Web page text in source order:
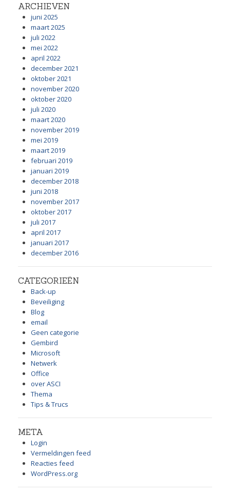
ARCHIEVEN
juni 2025
maart 2025
juli 2022
mei 2022
april 2022
december 2021
oktober 2021
november 2020
oktober 2020
juli 2020
maart 2020
november 2019
mei 2019
maart 2019
februari 2019
januari 2019
december 2018
juni 2018
november 2017
oktober 2017
juli 2017
april 2017
januari 2017
december 2016
CATEGORIEËN
Back-up
Beveiliging
Blog
email
Geen categorie
Gembird
Microsoft
Netwerk
Office
over ASCI
Thema
Tips & Trucs
META
Login
Vermeldingen feed
Reacties feed
WordPress.org